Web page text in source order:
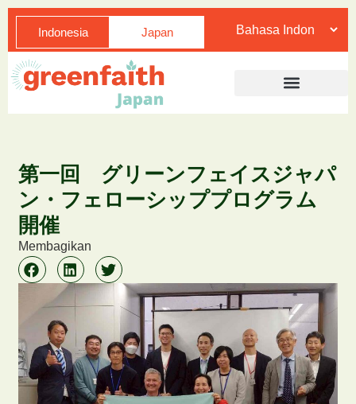
Indonesia Japan
第一回 グリーンフェイスジャパ
ン・フェローシッププログラム
開催
Membagikan